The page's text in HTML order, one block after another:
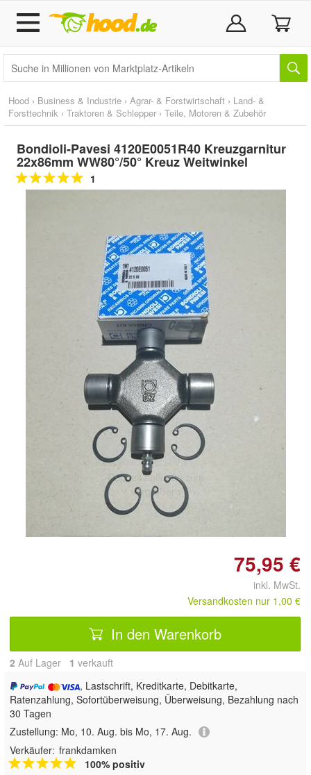
Hood › Business & Industrie › Agrar- & Forstwirtschaft › Land- &
Forsttechnik › Traktoren & Schlepper › Teile, Motoren & Zubehör
Bondioli-Pavesi 4120E0051R40 Kreuzgarnitur
22x86mm WW80°/50° Kreuz Weitwinkel
1
Doppelt antippen zum
vergrößern
75,95 €
inkl. MwSt.
Versandkosten nur 1,00 €
In den Warenkorb
2 Auf Lager 1 verkauft
, Lastschrift, Kreditkarte, Debitkarte,
Ratenzahlung, Sofortüberweisung, Überweisung, Bezahlung nach
30 Tagen
Zustellung: Mo, 10. Aug. bis Mo, 17. Aug.
Verkäufer: frankdamken
100% positiv